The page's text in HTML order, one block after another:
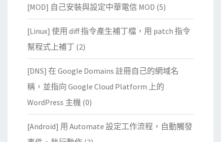
[MOD] 自己安裝與設定中華電信 MOD (5)
[Linux] 使用 diff 指令產生補丁檔，用 patch 指令
幫程式上補丁 (2)
[DNS] 在 Google Domains 註冊自己的網域名
稱，並指向 Google Cloud Platform 上的
WordPress 主機 (0)
[Android] 用 Automate 設定工作流程，自動觸發